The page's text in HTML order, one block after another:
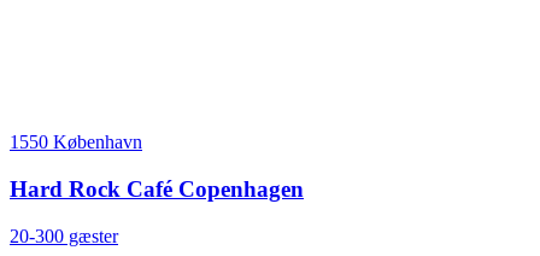
1550 København
Hard Rock Café Copenhagen
20-300 gæster